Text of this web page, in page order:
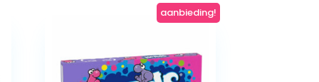
aanbieding!